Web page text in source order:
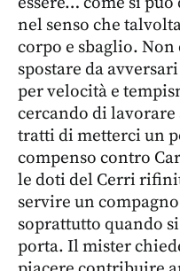
nel senso che
corpo e sbaglio.
spostare da
per velocità e
cercando di lavorare
tratti di metterci un
compenso contro
le doti del Cerri
servire un
soprattutto quando
porta. Il mister